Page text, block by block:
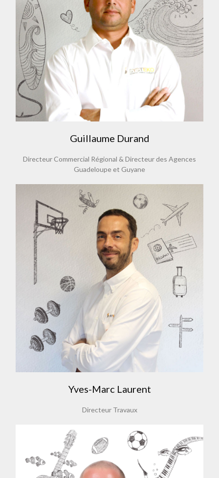
Guillaume Durand
Directeur Commercial Régional & Directeur des Agences
Guadeloupe et Guyane
Yves-Marc Laurent
Directeur Travaux